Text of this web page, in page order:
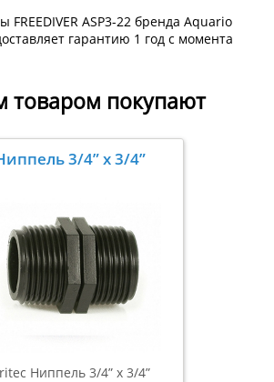
ASP3-22 бренда Aquario
гарантию 1 год с момента
товаром покупают
3/4” х 3/4”
Ниппель 3/4” х 3/4”